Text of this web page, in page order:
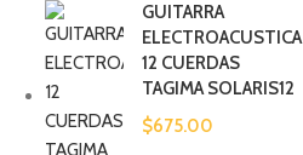
GUITARRA
ELECTROACUSTICA
12 CUERDAS
TAGIMA SOLARIS12
$675.00